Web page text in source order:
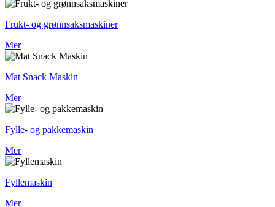
Frukt- og grønnsaksmaskiner
Mer
Mat Snack Maskin
Mer
Fylle- og pakkemaskin
Mer
Fyllemaskin
Mer